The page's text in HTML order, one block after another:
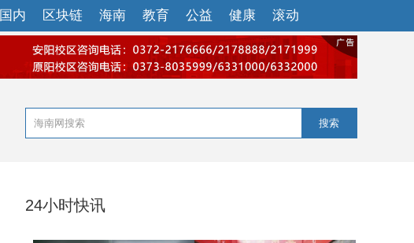
国内 区块链 海南 教育 公益 健康 滚动
搜索
24小时快讯